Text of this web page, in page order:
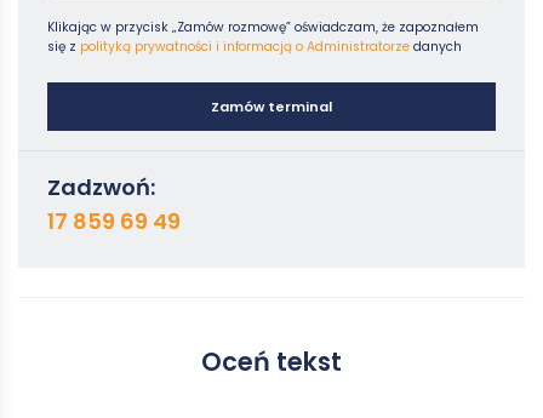
Klikając w przycisk „Zamów rozmowę” oświadczam, że zapoznałem
się z polityką prywatności i informacją o Administratorze danych
Zamów terminal
Zadzwoń:
17 859 69 49
Oceń tekst